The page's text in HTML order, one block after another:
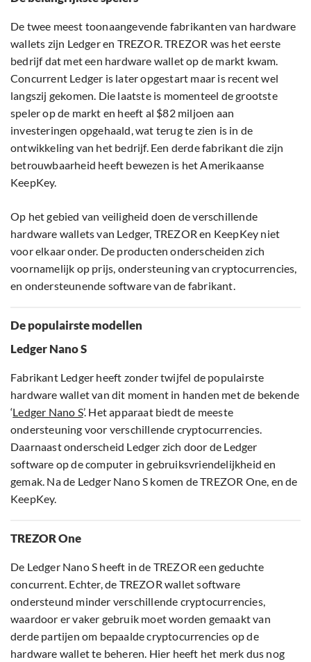
De twee meest toonaangevende fabrikanten van hardware
wallets zijn Ledger en TREZOR. TREZOR was het eerste
bedrijf dat met een hardware wallet op de markt kwam.
Concurrent Ledger is later opgestart maar is recent wel
langszij gekomen. Die laatste is momenteel de grootste
speler op de markt en heeft al $82 miljoen aan
investeringen opgehaald, wat terug te zien is in de
ontwikkeling van het bedrijf. Een derde fabrikant die zijn
betrouwbaarheid heeft bewezen is het Amerikaanse
KeepKey.
Op het gebied van veiligheid doen de verschillende
hardware wallets van Ledger, TREZOR en KeepKey niet
voor elkaar onder. De producten onderscheiden zich
voornamelijk op prijs, ondersteuning van cryptocurrencies,
en ondersteunende software van de fabrikant.
De populairste modellen
Ledger Nano S
Fabrikant Ledger heeft zonder twijfel de populairste
hardware wallet van dit moment in handen met de bekende
‘Ledger Nano S’. Het apparaat biedt de meeste
ondersteuning voor verschillende cryptocurrencies.
Daarnaast onderscheid Ledger zich door de Ledger
software op de computer in gebruiksvriendelijkheid en
gemak. Na de Ledger Nano S komen de TREZOR One, en de
KeepKey.
TREZOR One
De Ledger Nano S heeft in de TREZOR een geduchte
concurrent. Echter, de TREZOR wallet software
ondersteund minder verschillende cryptocurrencies,
waardoor er vaker gebruik moet worden gemaakt van
derde partijen om bepaalde cryptocurrencies op de
hardware wallet te beheren. Hier heeft het merk dus nog